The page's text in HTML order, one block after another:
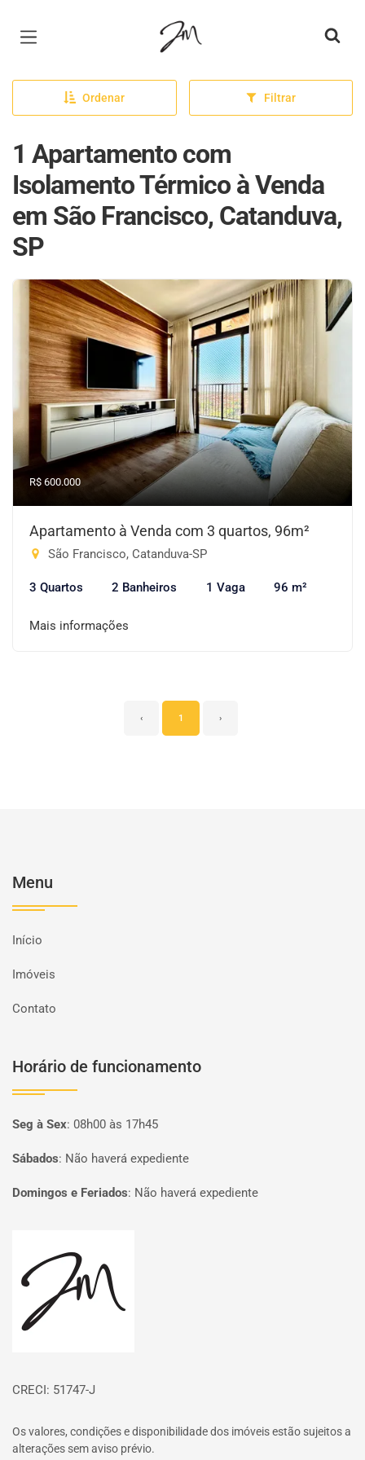
Página inicial
Ordenar Filtrar
1 Apartamento com
Isolamento Térmico à Venda
em São Francisco, Catanduva,
SP
R$ 600.000
Apartamento à Venda com 3 quartos, 96m²
São Francisco, Catanduva-SP
3 Quartos 2 Banheiros 1 Vaga 96 m²
Mais informações
‹ 1 ›
Menu
Início
Imóveis
Contato
Horário de funcionamento
Seg à Sex: 08h00 às 17h45
Sábados: Não haverá expediente
Domingos e Feriados: Não haverá expediente
CRECI: 51747-J
Os valores, condições e disponibilidade dos imóveis estão sujeitos a
alterações sem aviso prévio.